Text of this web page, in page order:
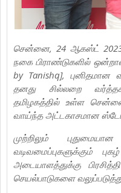
சென்னை, 24 ஆகஸ்ட் 2023
நகை பிராண்டுகளில்
by Tanishq], புனிதமான
தனது சில்லறை
தமிழகத்தில் உள்ள
வாய்ந்த அட்டகாசமான
முற்றிலும்
வடிவமைப்புகளுக்கும்
அடையாளத்துக்கு
செயல்பாடுகளை